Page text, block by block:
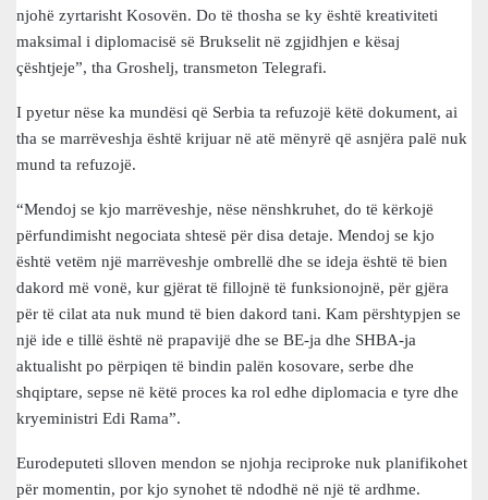
njohë zyrtarisht Kosovën. Do të thosha se ky është kreativiteti
maksimal i diplomacisë së Brukselit në zgjidhjen e kësaj
çështjeje”, tha Groshelj, transmeton Telegrafi.
I pyetur nëse ka mundësi që Serbia ta refuzojë këtë dokument, ai
tha se marrëveshja është krijuar në atë mënyrë që asnjëra palë nuk
mund ta refuzojë.
“Mendoj se kjo marrëveshje, nëse nënshkruhet, do të kërkojë
përfundimisht negociata shtesë për disa detaje. Mendoj se kjo
është vetëm një marrëveshje ombrellë dhe se ideja është të bien
dakord më vonë, kur gjërat të fillojnë të funksionojnë, për gjëra
për të cilat ata nuk mund të bien dakord tani. Kam përshtypjen se
një ide e tillë është në prapavijë dhe se BE-ja dhe SHBA-ja
aktualisht po përpiqen të bindin palën kosovare, serbe dhe
shqiptare, sepse në këtë proces ka rol edhe diplomacia e tyre dhe
kryeministri Edi Rama”.
Eurodeputeti slloven mendon se njohja reciproke nuk planifikohet
për momentin, por kjo synohet të ndodhë në një të ardhme.